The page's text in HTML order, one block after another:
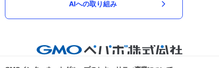
AIへの取り組み